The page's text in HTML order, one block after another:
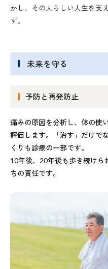
かし、その人らしい人生を支
す。
未来を守る
予防と再発防止
痛みの原因を分析し、体の使
評価します。「治す」だけで
くりも診療の一部です。
10年後、20年後も歩き続けら
ちの責任です。